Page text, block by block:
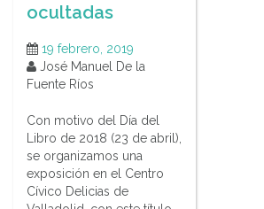
ocultadas
19 febrero, 2019
José Manuel De la
Fuente Ríos
Con motivo del Día del
Libro de 2018 (23 de abril),
se organizamos una
exposición en el Centro
Cívico Delicias de